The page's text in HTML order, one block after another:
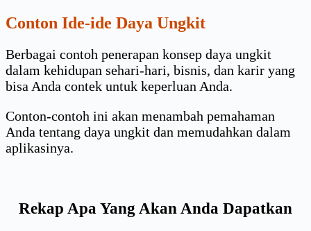
Conton Ide-ide Daya Ungkit
Berbagai contoh penerapan konsep daya ungkit
dalam kehidupan sehari-hari, bisnis, dan karir yang
bisa Anda contek untuk keperluan Anda.
Conton-contoh ini akan menambah pemahaman
Anda tentang daya ungkit dan memudahkan dalam
aplikasinya.
Rekap Apa Yang Akan Anda Dapatkan